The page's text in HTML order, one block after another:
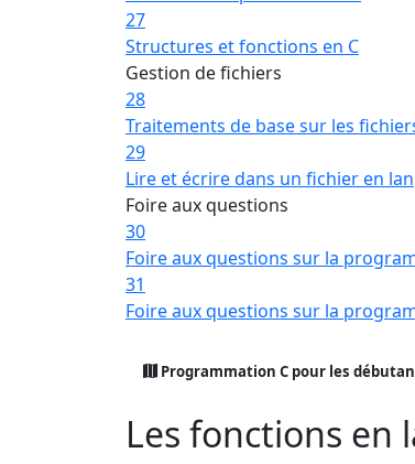
27
Structures et fonctions en C
Gestion de fichiers
28
Traitements de base sur les
29
Lire et écrire dans un fichier en
Foire aux questions
30
Foire aux questions sur la
31
Foire aux questions sur la
Programmation C pour les
Les fonctions en